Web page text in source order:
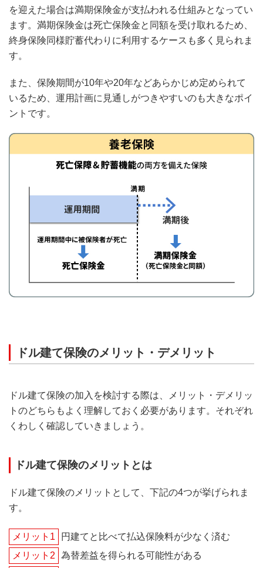
を迎えた場合は満期保険金が支払われる仕組みとなってい
ます。満期保険金は死亡保険金と同額を受け取れるため、
終身保険同様貯蓄代わりに利用するケースも多く見られま
す。
また、保険期間が10年や20年などあらかじめ定められて
いるため、運用計画に見通しがつきやすいのも大きなポイ
ントです。
ドル建て保険のメリット・デメリット
ドル建て保険の加入を検討する際は、メリット・デメリッ
トのどちらもよく理解しておく必要があります。それぞれ
くわしく確認していきましょう。
ドル建て保険のメリットとは
ドル建て保険のメリットとして、下記の4つが挙げられま
す。
メリット1
円建てと比べて払込保険料が少なく済む
メリット2
為替差益を得られる可能性がある